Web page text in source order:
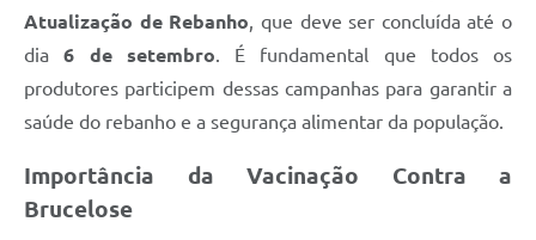
Jornal
Agenda
Notícias
Atualização de Rebanho , que deve ser concluída até o
dia6 de setembro . É fundamental que todos os
produtores participem dessas campanhas para garantir a
saúde do rebanho e a segurança alimentar da população.
Importância da Vacinação Contra a
Brucelose